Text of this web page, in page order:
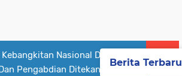
Nasional Di Polda
Pengabdian Ditekankan
Berita Terbaru